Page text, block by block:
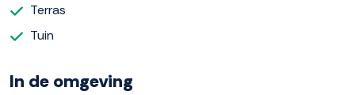
Terras
Tuin
In de omgeving